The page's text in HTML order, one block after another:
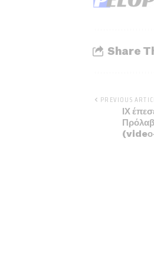
Share
PREVIOUS
ΙΧ